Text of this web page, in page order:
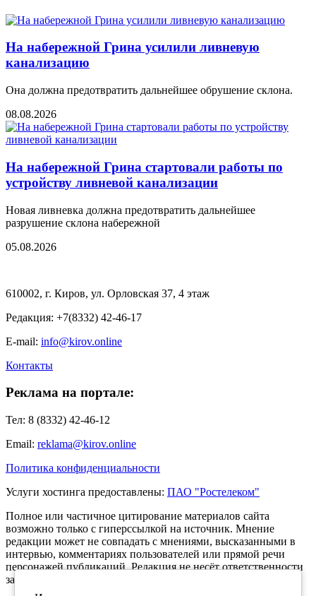
На набережной Грина усилили ливневую
канализацию
Она должна предотвратить дальнейшее обрушение склона.
08.08.2026
На набережной Грина стартовали работы по
устройству ливневой канализации
Новая ливневка должна предотвратить дальнейшее
разрушение склона набережной
05.08.2026
610002, г. Киров, ул. Орловская 37, 4 этаж
Редакция: +7(8332) 42-46-17
E-mail: info@kirov.online
Контакты
Реклама на портале:
Тел: 8 (8332) 42-46-12
Email: reklama@kirov.online
Политика конфиденциальности
Услуги хостинга предоставлены: ПАО "Ростелеком"
Полное или частичное цитирование материалов сайта
возможно только с гиперссылкой на источник. Мнение
редакции может не совпадать с мнениями, высказанными в
интервью, комментариях пользователей или прямой речи
персонажей публикаций. Редакция не несёт ответственности
за текст комментариев читателей.